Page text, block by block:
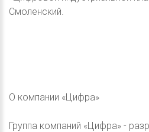
Смоленский.
О компании «Цифра»
Группа компаний «Цифра» -